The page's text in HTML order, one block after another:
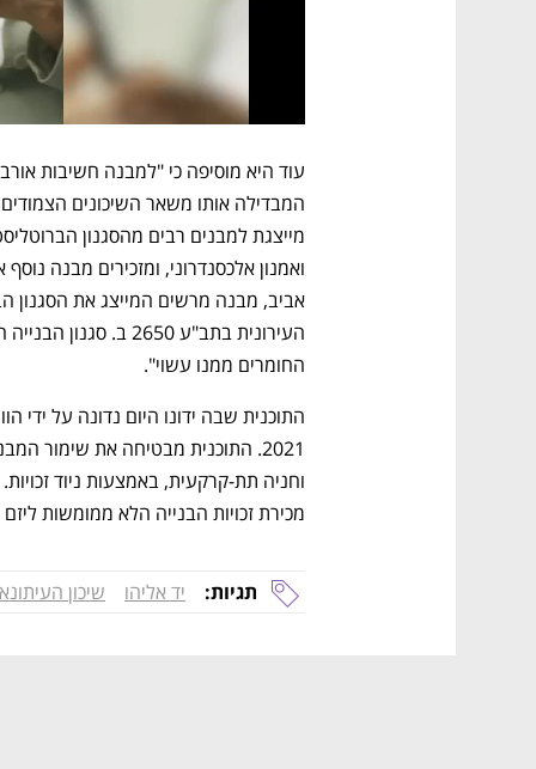
החומרים ממנו עשוי".
מכירת זכויות הבנייה הלא ממומשות
תגיות: יד אליהו שיכון